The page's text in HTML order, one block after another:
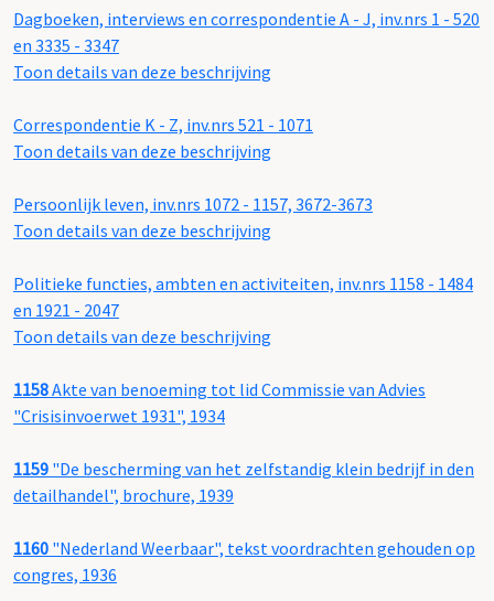
Dagboeken, interviews en correspondentie A - J, inv.nrs 1 - 520
en 3335 - 3347
Toon details van deze beschrijving
Correspondentie K - Z, inv.nrs 521 - 1071
Toon details van deze beschrijving
Persoonlijk leven, inv.nrs 1072 - 1157, 3672-3673
Toon details van deze beschrijving
Politieke functies, ambten en activiteiten, inv.nrs 1158 - 1484
en 1921 - 2047
Toon details van deze beschrijving
1158Akte van benoeming tot lid Commissie van Advies
"Crisisinvoerwet 1931", 1934
1159 "De bescherming van het zelfstandig klein bedrijf in den
detailhandel", brochure, 1939
1160 "Nederland Weerbaar", tekst voordrachten gehouden op
congres, 1936